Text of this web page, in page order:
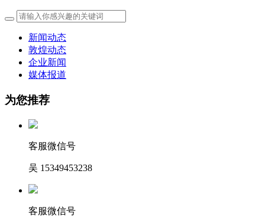
新闻动态
敦煌动态
企业新闻
媒体报道
为您推荐
客服微信号
吴 15349453238
客服微信号